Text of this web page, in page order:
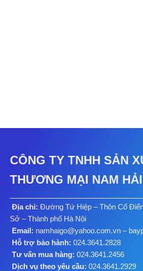
CÔNG TY TNHH SẢN
THƯƠNG MẠI NAM HẢI
Địa chỉ: Đường Tứ Hiệp – Thôn Cổ
Sở – Thành phố Hà Nội
Email: namhaigo@yahoo.com.vn –
Hỗ trợ bảo hành: 024.3641.2828
Tư vấn mua hàng: 024.3641.2456
Dịch vụ theo yêu cầu: 024.3641.2929